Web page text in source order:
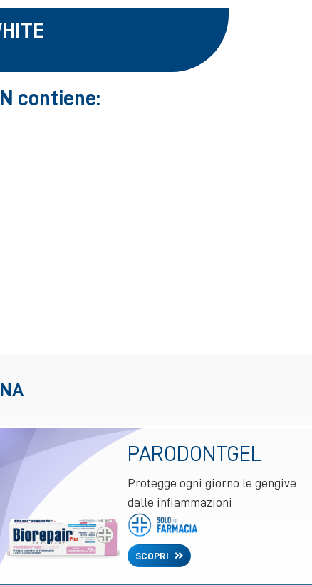
contiene:
PARODONTGEL
Protegge ogni giorno le gengive
dalle infiammazioni
SCOPRI